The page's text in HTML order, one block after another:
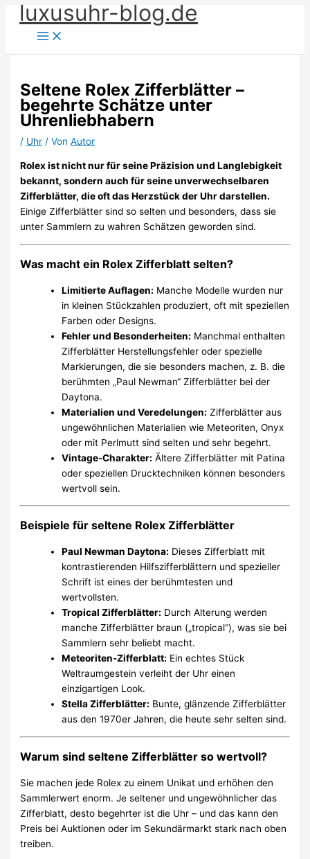
Inhalt
springen
luxusuhr-blog.de
Seltene Rolex Zifferblätter –
begehrte Schätze unter
Uhrenliebhabern
/ Uhr / VonAutor
Rolex ist nicht nur für seine Präzision und Langlebigkeit
bekannt, sondern auch für seine unverwechselbaren
Zifferblätter, die oft das Herzstück der Uhr darstellen.
Einige Zifferblätter sind so selten und besonders, dass sie
unter Sammlern zu wahren Schätzen geworden sind.
Was macht ein Rolex Zifferblatt selten?
Limitierte Auflagen: Manche Modelle wurden nur
in kleinen Stückzahlen produziert, oft mit speziellen
Farben oder Designs.
Fehler und Besonderheiten: Manchmal enthalten
Zifferblätter Herstellungsfehler oder spezielle
Markierungen, die sie besonders machen, z. B. die
berühmten „Paul Newman“ Zifferblätter bei der
Daytona.
Materialien und Veredelungen: Zifferblätter aus
ungewöhnlichen Materialien wie Meteoriten, Onyx
oder mit Perlmutt sind selten und sehr begehrt.
Vintage-Charakter: Ältere Zifferblätter mit Patina
oder speziellen Drucktechniken können besonders
wertvoll sein.
Beispiele für seltene Rolex Zifferblätter
Paul Newman Daytona: Dieses Zifferblatt mit
kontrastierenden Hilfszifferblättern und spezieller
Schrift ist eines der berühmtesten und
wertvollsten.
Tropical Zifferblätter: Durch Alterung werden
manche Zifferblätter braun („tropical“), was sie bei
Sammlern sehr beliebt macht.
Meteoriten-Zifferblatt: Ein echtes Stück
Weltraumgestein verleiht der Uhr einen
einzigartigen Look.
Stella Zifferblätter: Bunte, glänzende Zifferblätter
aus den 1970er Jahren, die heute sehr selten sind.
Warum sind seltene Zifferblätter so wertvoll?
Sie machen jede Rolex zu einem Unikat und erhöhen den
Sammlerwert enorm. Je seltener und ungewöhnlicher das
Zifferblatt, desto begehrter ist die Uhr – und das kann den
Preis bei Auktionen oder im Sekundärmarkt stark nach oben
treiben.